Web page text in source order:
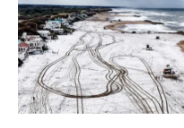
connessi tra di loro.